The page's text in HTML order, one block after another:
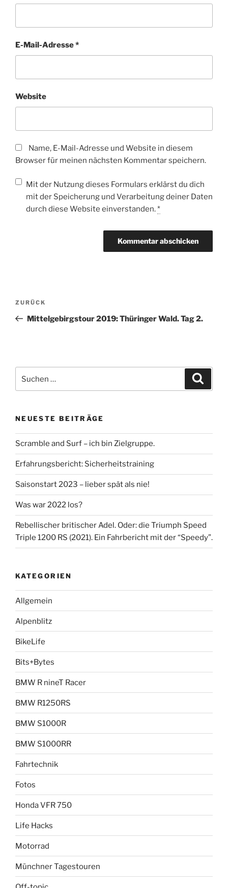
E-Mail-Adresse*
Website
Name, E-Mail-Adresse und Website in diesem
Browser für meinen nächsten Kommentar speichern.
Mit der Nutzung dieses Formulars erklärst du dich
mit der Speicherung und Verarbeitung deiner Daten
durch diese Website einverstanden.*
Beitragsnavigation
Vorheriger
Beitrag
ZURÜCK
Mittelgebirgstour 2019: Thüringer Wald. Tag 2.
nach:
NEUESTE BEITRÄGE
Scramble and Surf – ich bin Zielgruppe.
Erfahrungsbericht: Sicherheitstraining
Saisonstart 2023 – lieber spät als nie!
Was war 2022 los?
Rebellischer britischer Adel. Oder: die Triumph Speed
Triple 1200 RS (2021). Ein Fahrbericht mit der “Speedy”.
KATEGORIEN
Allgemein
Alpenblitz
BikeLife
Bits+Bytes
BMW R nineT Racer
BMW R1250RS
BMW S1000R
BMW S1000RR
Fahrtechnik
Fotos
Honda VFR 750
Life Hacks
Motorrad
Münchner Tagestouren